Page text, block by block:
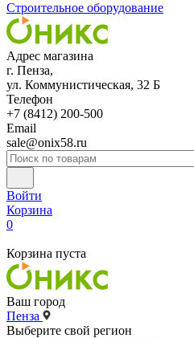
Строительное оборудование
Адрес магазина
г. Пенза,
ул. Коммунистическая, 32 Б
Телефон
+7 (8412) 200-500
Email
sale@onix58.ru
Войти
Корзина
0
Корзина пуста
Ваш город
Пенза
Выберите свой регион